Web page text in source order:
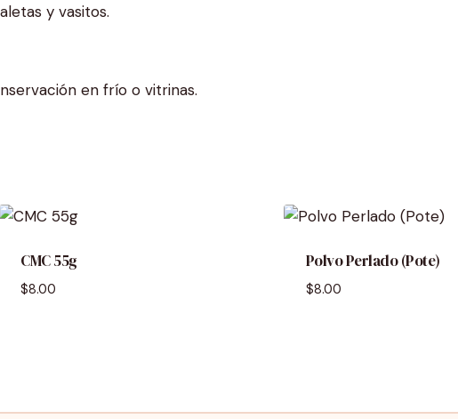
y vasitos.
en frío o vitrinas.
CMC 55g
$8.00
Polvo Perlado (Pote)
$8.00